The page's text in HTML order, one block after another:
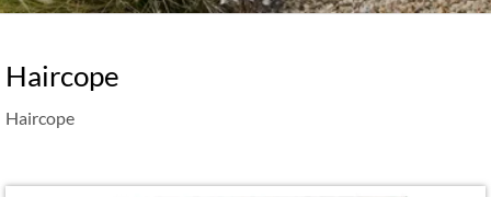
Haircope
Haircope